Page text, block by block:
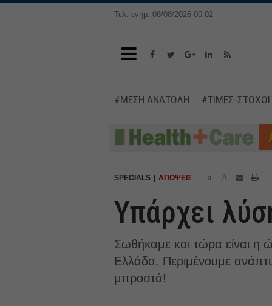
Τελ. ενημ.:08/08/2026 00:02
#ΜΕΣΗ ΑΝΑΤΟΛΗ #ΤΙΜΕΣ-
SPECIALS ΑΠΟΨΕΙΣ a A
Υπάρχει
Σωθήκαμε και τώρα είναι η
Ελλάδα. Περιμένουμε
μπροστά!